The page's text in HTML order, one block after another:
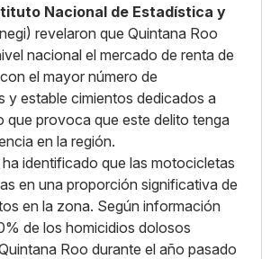
Nacional de Estadística y
revelaron que Quintana Roo
nacional el mercado de renta de
el mayor número de
y estable cimientos dedicados a
que provoca que este delito tenga
en la región.
identificado que las motocicletas
en una proporción significativa de
en la zona. Según información
de los homicidios dolosos
Roo durante el año pasado